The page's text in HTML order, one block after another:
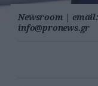
Newsroom | email:
info@pronews.gr